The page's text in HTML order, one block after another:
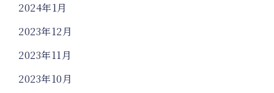
2024年1月
2023年12月
2023年11月
2023年10月